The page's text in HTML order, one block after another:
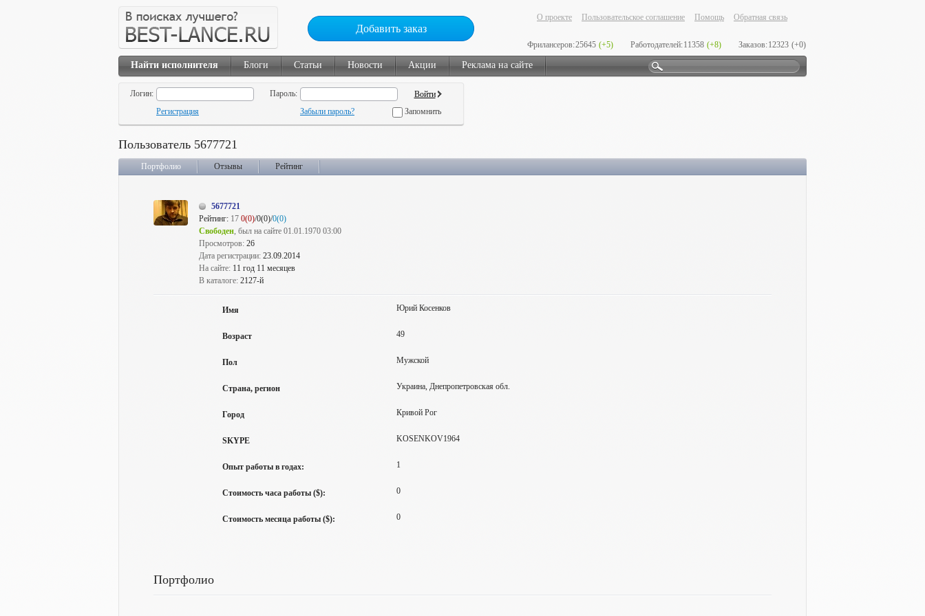
Добавить заказ
О проекте Пользовательское соглашение Помощь Обратная связь
Фрилансеров:25645 (+5) Работодателей:11358 (+8) Заказов:12323 (+0)
Найти исполнителя Блоги Статьи Новости Акции Реклама на сайте
Логин:
Пароль:
Регистрация
Забыли пароль? Запомнить
Пользователь 5677721
Портфолио Отзывы Рейтинг
5677721
Рейтинг: 17 0(0)/0(0)/0(0)
Свободен, был на сайте 01.01.1970 03:00
Просмотров: 26
Дата регистрации: 23.09.2014
На сайте: 11 год 11 месяцев
В каталоге: 2127-й
Имя Юрий Косенков
Возраст 49
Пол Мужской
Страна, регион Украина, Днепропетровская обл.
Город Кривой Рог
SKYPE KOSENKOV1964
Опыт работы в годах: 1
Стоимость часа работы ($): 0
Стоимость месяца работы ($): 0
Портфолио